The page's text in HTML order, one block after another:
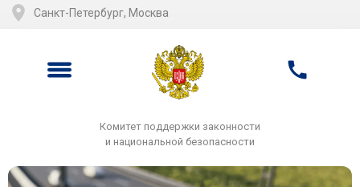
Санкт-Петербург, Москва
Комитет поддержки законности
и национальной безопасности